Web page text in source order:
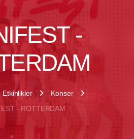
-
Etkinlikler
Konser
- ROTTERDAM